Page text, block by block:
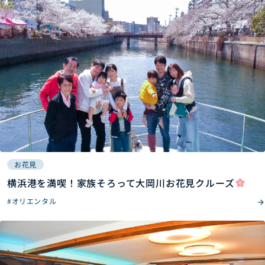
お花見
横浜港を満喫！家族そろって大岡川お花見クルーズ
#オリエンタル